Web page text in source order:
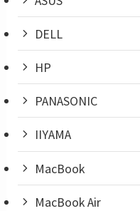
DELL
HP
PANASONIC
IIYAMA
MacBook
MacBook Air